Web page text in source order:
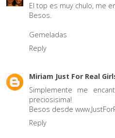
El top es muy chulo, me
Besos.
Gemeladas
Reply
Miriam Just For Real
Simplemente me
preciosisima!
Besos desde
Reply